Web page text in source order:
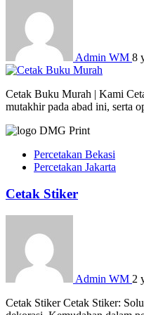
Admin WM 8
Cetak Buku Murah | Kami
mutakhir pada abad ini, serta
Percetakan Bekasi
Percetakan Jakarta
Cetak Stiker
Admin WM 2
Cetak Stiker Cetak Stiker: